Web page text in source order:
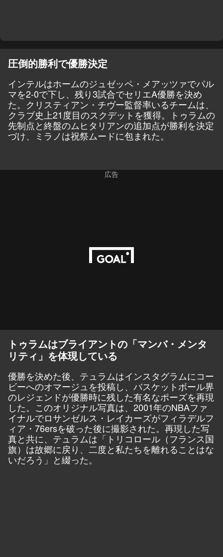
圧倒的勝利で優勝決定
インテルはホームのジュゼッペ・メアッツァでパル
マを2-0で下し、残り3試合でセリエA優勝を決め
た。クリスティアン・チヴー監督率いるチームは、
クラブ史上21度目のスクデットを獲得。トゥラムの
先制点と終盤のムヒタリアンの追加点が勝利を決定
づけ、ミラノは祝祭ムードに包まれた。
広告
トゥラムはブライアントの「マンバ・メンタ
リティ」を体現している
優勝を決めた後、テュラムはインスタグラムにコー
ビーへのオマージュを投稿し、バスケットボール界
のレジェンドが優勝時に残した有名なポーズを再現
した。このオリジナル写真は、2001年のNBAファ
イナルでロサンゼルス・レイカーズがフィラデルフ
ィア・76ersを破った後に撮影された。再現した写
真と共に、テュラムは「トリコロール（フランス国
旗）は故郷に戻り、二度と私たちを離れることはな
いだろう」と綴った。